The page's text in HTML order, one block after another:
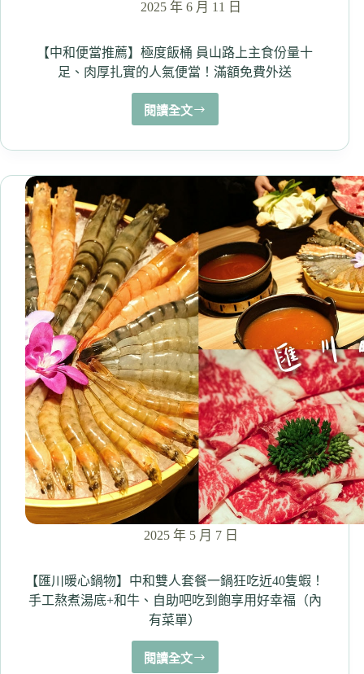
舒
雞
腿
油
蔥
醬
2025 年 6 月 11 日
【中和便當推薦】極度飯桶 員山路上主食份量十
足、肉厚扎實的人氣便當！滿額免費外送
閱讀全文
【中
便
度
飯
桶
員
山
路
上
主
食
份
量
十
足、
肉
厚
扎
的
人
便
當！
滿
額
費
2025 年 5 月 7 日
【匯川暖心鍋物】中和雙人套餐一鍋狂吃近40隻蝦！
手工熬煮湯底+和牛、自助吧吃到飽享用好幸福（內
有菜單）
閱讀全文
【匯